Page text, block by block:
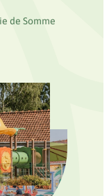
de Somme